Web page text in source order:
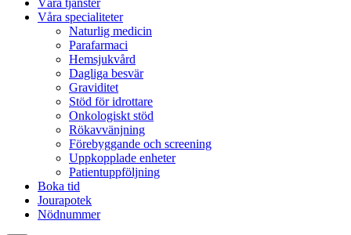
Våra tjänster
Våra specialiteter
Naturlig medicin
Parafarmaci
Hemsjukvård
Dagliga besvär
Graviditet
Stöd för idrottare
Onkologiskt stöd
Rökavvänjning
Förebyggande och screening
Uppkopplade enheter
Patientuppföljning
Boka tid
Jourapotek
Nödnummer